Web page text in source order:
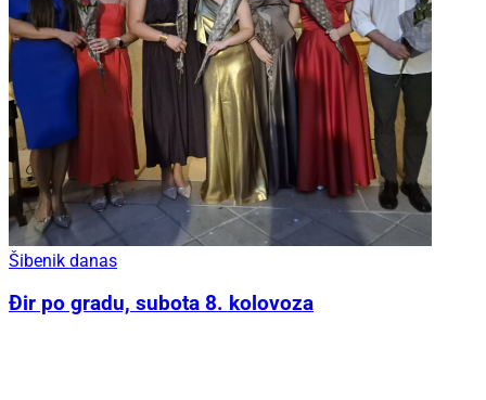
Šibenik danas
Đir po gradu, subota 8. kolovoza